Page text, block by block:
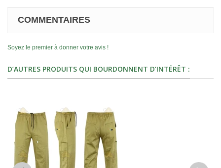
COMMENTAIRES
Soyez le premier à donner votre avis !
D’AUTRES PRODUITS QUI BOURDONNENT D’INTÉRÊT :